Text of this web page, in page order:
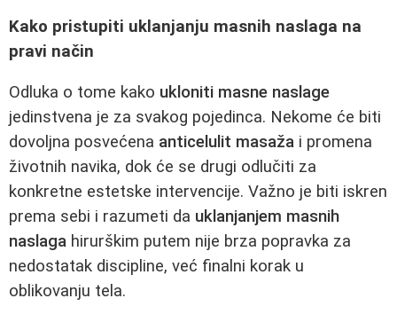
Kako pristupiti uklanjanju masnih naslaga na
pravi način
Odluka o tome kako ukloniti masne naslage
jedinstvena je za svakog pojedinca. Nekome će biti
dovoljna posvećena anticelulit masaža i promena
životnih navika, dok će se drugi odlučiti za
konkretne estetske intervencije. Važno je biti iskren
prema sebi i razumeti da uklanjanjem masnih
naslaga hirurškim putem nije brza popravka za
nedostatak discipline, već finalni korak u
oblikovanju tela.